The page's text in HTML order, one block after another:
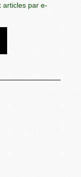
articles par e-